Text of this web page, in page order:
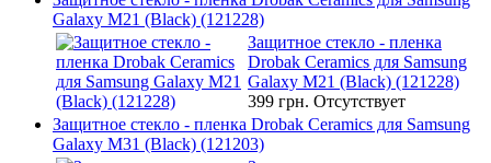
Galaxy M21 (Black) (121228)
Защитное стекло - пленка
Drobak Ceramics для Samsung
Galaxy M21 (Black) (121228)
399 грн. Отсутствует
Защитное стекло - пленка Drobak Ceramics для Samsung
Galaxy M31 (Black) (121203)